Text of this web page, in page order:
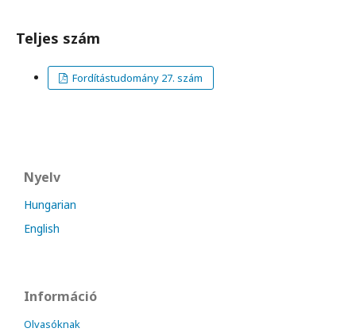
Teljes szám
Fordítástudomány 27. szám
Nyelv
Hungarian
English
Információ
Olvasóknak